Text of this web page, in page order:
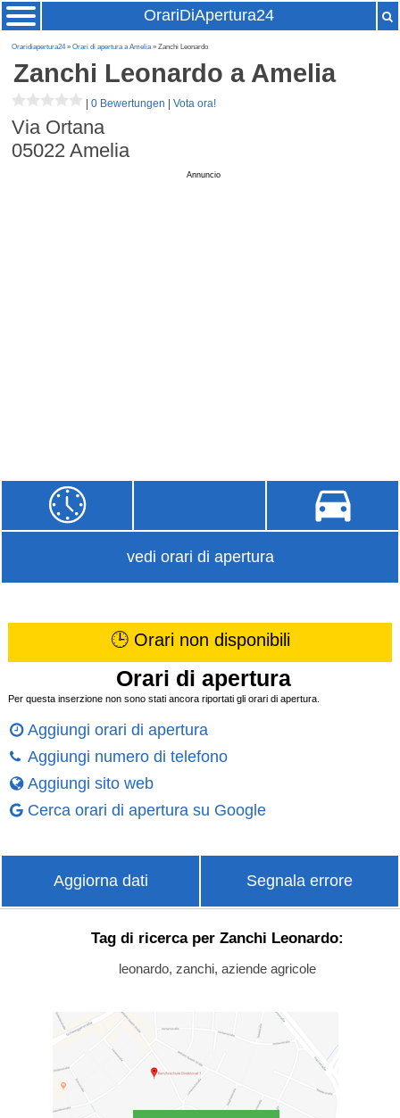
OrariDiApertura24
Oraridiapertura24»Orari di apertura a Amelia» Zanchi Leonardo
Zanchi Leonardo a Amelia
|0 Bewertungen |Vota ora!
Via Ortana
05022 Amelia
Annuncio
vedi orari di apertura
🕒 Orari non disponibili
Orari di apertura
Per questa inserzione non sono stati ancora riportati gli orari di apertura.
Aggiungi orari di apertura
Aggiungi numero di telefono
Aggiungi sito web
Cerca orari di apertura su Google
Aggiorna dati Segnala errore
Tag di ricerca per Zanchi Leonardo:
leonardo, zanchi, aziende agricole